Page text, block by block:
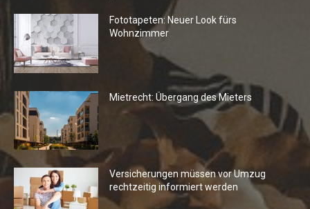
Fototapeten: Neuer Look fürs
Wohnzimmer
Mietrecht: Übergang des Mieters
Versicherungen müssen vor Umzug
rechtzeitig informiert werden